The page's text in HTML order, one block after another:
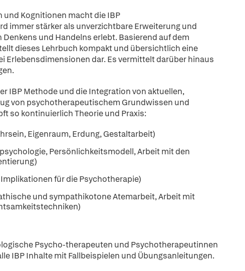
und Kognitionen macht die IBP
immer stärker als unverzichtbare Erweiterung und
und Handelns erlebt. Basierend auf dem
dieses Lehrbuch kompakt und übersichtlich eine
Erlebensdimensionen dar. Es vermittelt darüber hinaus
IBP Methode und die Integration von aktuellen,
von psychotherapeutischem Grundwissen und
so kontinuierlich Theorie und Praxis:
Eigenraum, Erdung, Gestaltarbeit)
Persönlichkeitsmodell, Arbeit mit den
für die Psychotherapie)
und sympathikotone Atemarbeit, Arbeit mit
Psycho-therapeuten und Psychotherapeutinnen
IBP Inhalte mit Fallbeispielen und Übungsanleitungen.